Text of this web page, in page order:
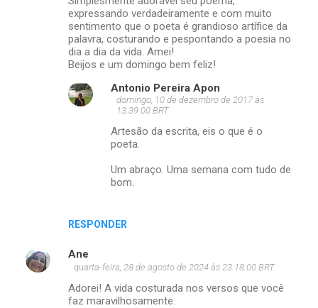
expressando verdadeiramente e com muito
sentimento que o poeta é grandioso artífice da
palavra, costurando e pespontando a poesia no
dia a dia da vida. Amei!
Beijos e um domingo bem feliz!
RESPONDER
Antonio Pereira Apon
domingo, 10 de dezembro de 2017 às
13:39:00 BRT
Artesão da escrita, eis o que é o
poeta.
Um abraço. Uma semana com tudo de
bom.
Ane
quarta-feira, 28 de agosto de 2024 às 23:18:00 BRT
Adorei! A vida costurada nos versos que você
faz maravilhosamente.